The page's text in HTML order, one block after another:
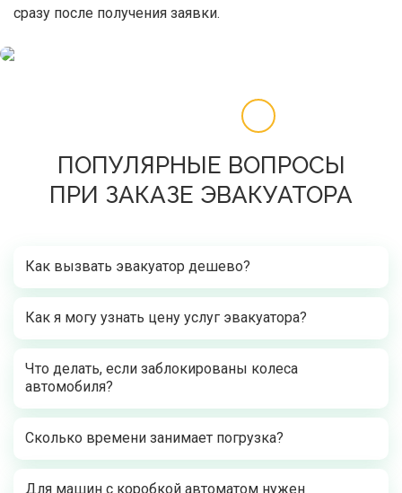
сразу после получения заявки.
ПОПУЛЯРНЫЕ ВОПРОСЫ
ПРИ ЗАКАЗЕ ЭВАКУАТОРА
Как вызвать эвакуатор дешево?
Как я могу узнать цену услуг эвакуатора?
Что делать, если заблокированы колеса
автомобиля?
Сколько времени занимает погрузка?
Для машин с коробкой автоматом нужен